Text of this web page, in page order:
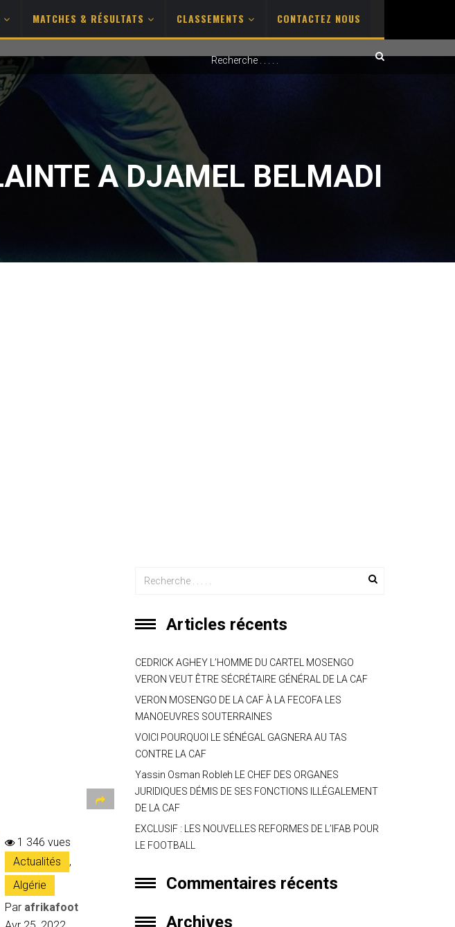
MATCHES & RÉSULTATS CLASSEMENTS CONTACTEZ NOUS
A DJAMEL BELMADI
1 346 vues
Actualités
,
Algérie
Par afrikafoot
Articles récents
CEDRICK AGHEY L’HOMME DU CARTEL MOSENGO
VERON VEUT ÊTRE SÉCRÉTAIRE GÉNÉRAL DE LA CAF
VERON MOSENGO DE LA CAF À LA FECOFA LES
MANOEUVRES SOUTERRAINES
VOICI POURQUOI LE SÉNÉGAL GAGNERA AU TAS
CONTRE LA CAF
Yassin Osman Robleh LE CHEF DES ORGANES
JURIDIQUES DÉMIS DE SES FONCTIONS ILLÉGALEMENT
DE LA CAF
EXCLUSIF : LES NOUVELLES REFORMES DE L’IFAB POUR
LE FOOTBALL
Commentaires récents
Archives